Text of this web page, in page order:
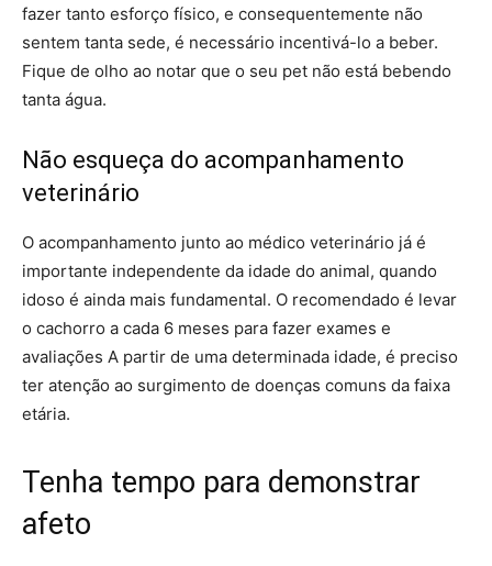
fazer tanto esforço físico, e consequentemente não
sentem tanta sede, é necessário incentivá-lo a beber.
Fique de olho ao notar que o seu pet não está bebendo
tanta água.
Não esqueça do acompanhamento
veterinário
O acompanhamento junto ao médico veterinário já é
importante independente da idade do animal, quando
idoso é ainda mais fundamental. O recomendado é levar
o cachorro a cada 6 meses para fazer exames e
avaliações A partir de uma determinada idade, é preciso
ter atenção ao surgimento de doenças comuns da faixa
etária.
Tenha tempo para demonstrar
afeto